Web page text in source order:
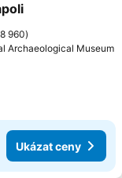
oblíbených
8 960
Archaeological Museum
Ukázat ceny